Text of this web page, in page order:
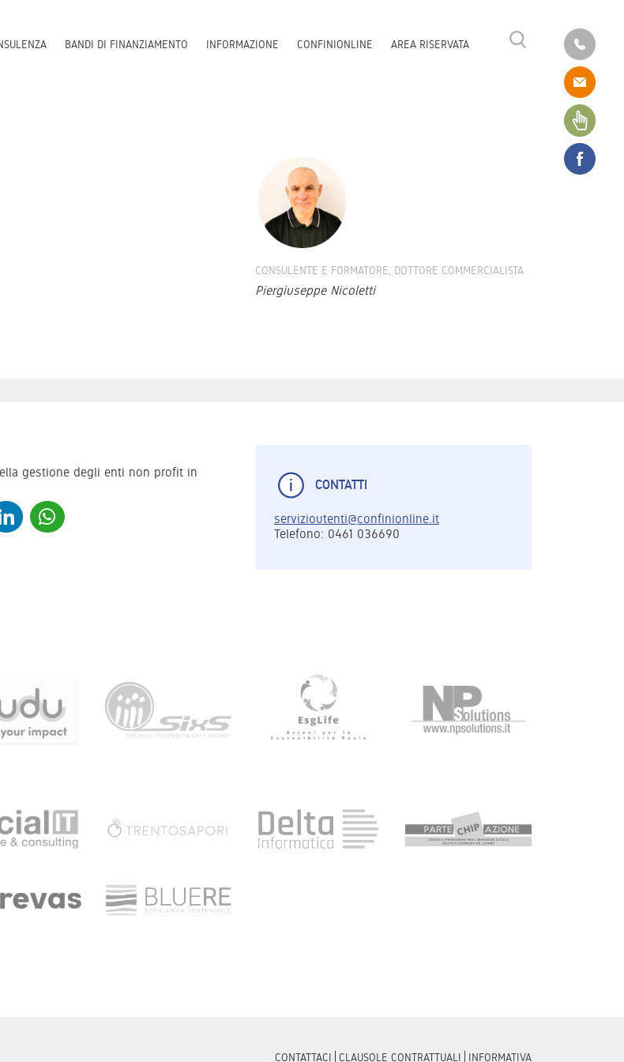
BANDI DI FINANZIAMENTO INFORMAZIONE CONFINIONLINE AREA RISERVATA
CONSULENTE E FORMATORE, DOTTORE COMMERCIALISTA
Piergiuseppe Nicoletti
gestione degli enti non profit in
CONTATTI
servizioutenti@confinionline.it
Telefono: 0461 036690
CONTATTACI CLAUSOLE CONTRATTUALI INFORMATIVA